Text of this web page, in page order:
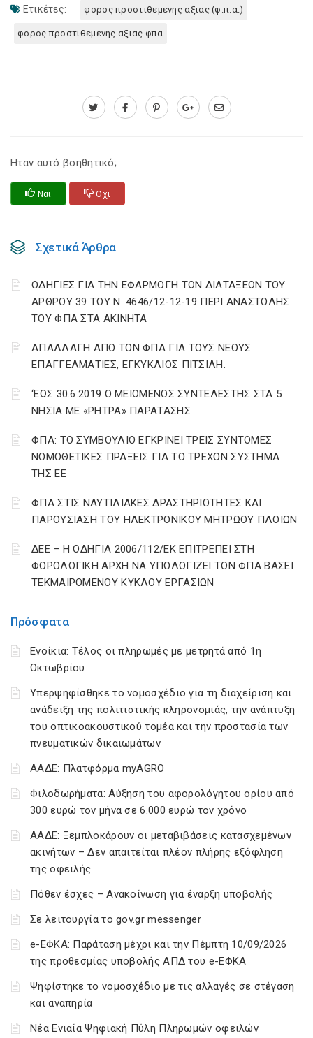
Πρόσφατα
Ενοίκια: Τέλος οι πληρωμές με μετρητά από 1η
Οκτωβρίου
Υπερψηφίσθηκε το νομοσχέδιο για τη διαχείριση και
ανάδειξη της πολιτιστικής κληρονομιάς, την ανάπτυξη
του οπτικοακουστικού τομέα και την προστασία των
πνευματικών δικαιωμάτων
ΑΑΔΕ: Πλατφόρμα myAGRO
Φιλοδωρήματα: Αύξηση του αφορολόγητου ορίου από
300 ευρώ τον μήνα σε 6.000 ευρώ τον χρόνο
ΑΑΔΕ: Ξεμπλοκάρουν οι μεταβιβάσεις κατασχεμένων
ακινήτων – Δεν απαιτείται πλέον πλήρης εξόφληση
της οφειλής
Πόθεν έσχες – Ανακοίνωση για έναρξη υποβολής
Σε λειτουργία το gov.gr messenger
e-ΕΦΚΑ: Παράταση μέχρι και την Πέμπτη 10/09/2026
της προθεσμίας υποβολής ΑΠΔ του e-ΕΦΚΑ
Ψηφίστηκε το νομοσχέδιο με τις αλλαγές σε στέγαση
και αναπηρία
Νέα Ενιαία Ψηφιακή Πύλη Πληρωμών οφειλών
Ετικέτες: φορος προστιθεμενης αξιας (φ.π.α.)
φορος προστιθεμενης αξιας φπα
Ηταν αυτό βοηθητικό;
Ναι Οχι
Σχετικά Άρθρα
ΟΔΗΓΙΕΣ ΓΙΑ ΤΗΝ ΕΦΑΡΜΟΓΗ ΤΩΝ ΔΙΑΤΑΞΕΩΝ ΤΟΥ
ΑΡΘΡΟΥ 39 ΤΟΥ Ν. 4646/12-12-19 ΠΕΡΙ ΑΝΑΣΤΟΛΗΣ
ΤΟΥ ΦΠΑ ΣΤΑ ΑΚΙΝΗΤΑ
ΑΠΑΛΛΑΓΗ ΑΠΟ ΤΟΝ ΦΠΑ ΓΙΑ ΤΟΥΣ ΝΕΟΥΣ
ΕΠΑΓΓΕΛΜΑΤΙΕΣ, ΕΓΚΥΚΛΙΟΣ ΠΙΤΣΙΛΗ.
‘ΕΩΣ 30.6.2019 Ο ΜΕΙΩΜΕΝΟΣ ΣΥΝΤΕΛΕΣΤΗΣ ΣΤΑ 5
ΝΗΣΙΑ ΜΕ «ΡΗΤΡΑ» ΠΑΡΑΤΑΣΗΣ
ΦΠΑ: ΤΟ ΣΥΜΒΟΥΛΙΟ ΕΓΚΡΙΝΕΙ ΤΡΕΙΣ ΣΥΝΤΟΜΕΣ
ΝΟΜΟΘΕΤΙΚΕΣ ΠΡΑΞΕΙΣ ΓΙΑ ΤΟ ΤΡΕΧΟΝ ΣΥΣΤΗΜΑ
ΤΗΣ ΕΕ
ΦΠΑ ΣΤΙΣ ΝΑΥΤΙΛΙΑΚΕΣ ΔΡΑΣΤΗΡΙΟΤΗΤΕΣ ΚΑΙ
ΠΑΡΟΥΣΙΑΣΗ ΤΟΥ ΗΛΕΚΤΡΟΝΙΚΟΥ ΜΗΤΡΩΟΥ ΠΛΟΙΩΝ
ΔΕΕ – Η ΟΔΗΓΙΑ 2006/112/ΕΚ ΕΠΙΤΡΕΠΕΙ ΣΤΗ
ΦΟΡΟΛΟΓΙΚΗ ΑΡΧΗ ΝΑ ΥΠΟΛΟΓΙΖΕΙ ΤΟΝ ΦΠΑ ΒΑΣΕΙ
ΤΕΚΜΑΙΡΟΜΕΝΟΥ ΚΥΚΛΟΥ ΕΡΓΑΣΙΩΝ